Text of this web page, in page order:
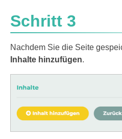
Schritt 3
Nachdem Sie die Seite
Inhalte hinzufügen.